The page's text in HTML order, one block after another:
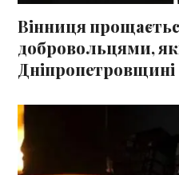
Вінниця
добровольцями,
Дніпропетровщині